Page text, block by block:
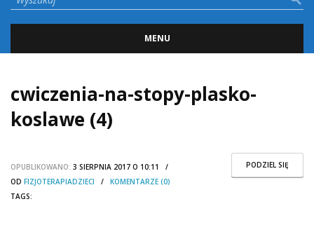
MENU
cwiczenia-na-stopy-plasko-
koslawe (4)
PODZIEL SIĘ
OPUBLIKOWANO: 3 SIERPNIA 2017 O 10:11 /
OD FIZJOTERAPIADZIECI / KOMENTARZE (0)
TAGS: